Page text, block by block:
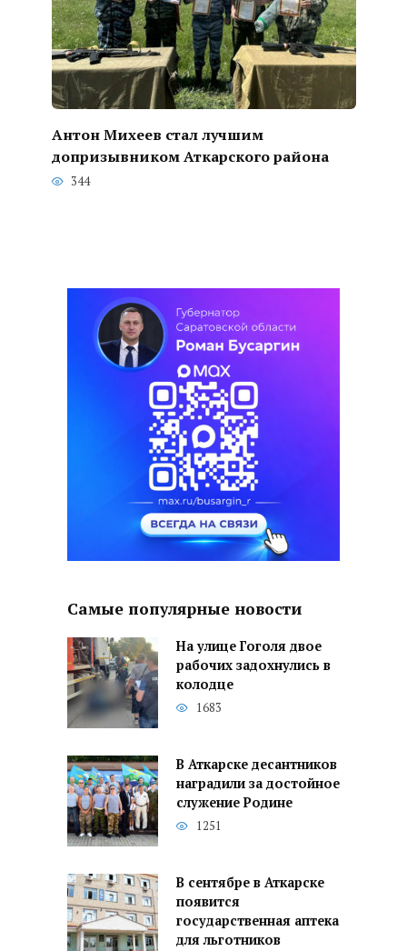
Антон Михеев стал лучшим
допризывником Аткарского района
344
Самые популярные новости
На улице Гоголя двое
рабочих задохнулись в
колодце
1683
В Аткарске десантников
наградили за достойное
служение Родине
1251
В сентябре в Аткарске
появится
государственная аптека
для льготников